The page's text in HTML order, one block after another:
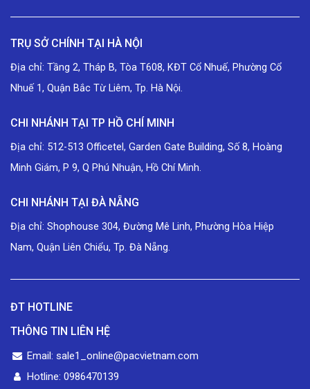
TRỤ SỞ CHÍNH TẠI HÀ NỘI
Địa chỉ: Tầng 2, Tháp B, Tòa T608, KĐT Cổ Nhuế, Phường Cổ
Nhuế 1, Quận Bắc Từ Liêm, Tp. Hà Nội.
CHI NHÁNH TẠI TP HỒ CHÍ MINH
Địa chỉ: 512-513 Officetel, Garden Gate Building, Số 8, Hoàng
Minh Giám, P 9, Q Phú Nhuận, Hồ Chí Minh.
CHI NHÁNH TẠI ĐÀ NẴNG
Địa chỉ: Shophouse 304, Đường Mê Linh, Phường Hòa Hiệp
Nam, Quận Liên Chiểu, Tp. Đà Nẵng.
ĐT HOTLINE
THÔNG TIN LIÊN HỆ
Email: sale1_online@pacvietnam.com
Hotline: 0986470139